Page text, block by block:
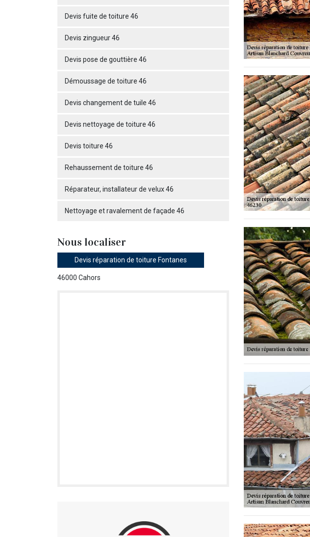
Devis fuite de toiture 46
Devis zingueur 46
Devis pose de gouttière 46
Démoussage de toiture 46
Devis changement de tuile 46
Devis nettoyage de toiture 46
Devis toiture 46
Rehaussement de toiture 46
Réparateur, installateur de velux 46
Nettoyage et ravalement de façade 46
Nous localiser
Devis réparation de toiture Fontanes
46000 Cahors